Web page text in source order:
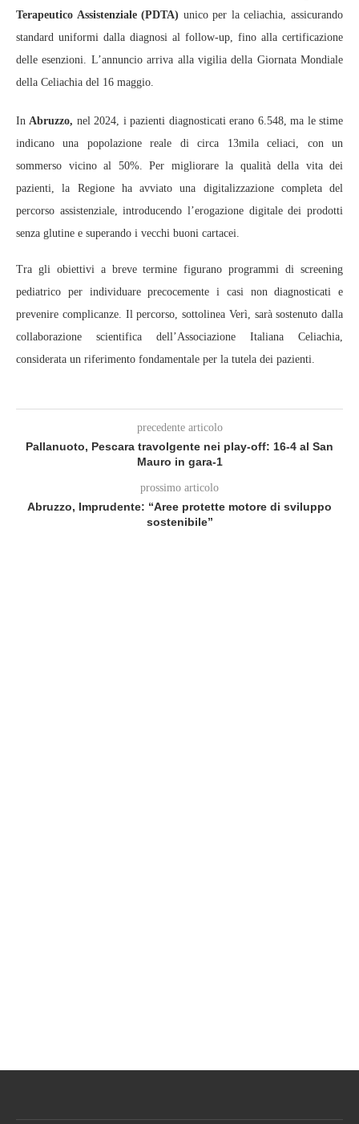
Terapeutico Assistenziale (PDTA) unico per la celiachia, assicurando
standard uniformi dalla diagnosi al follow‑up, fino alla certificazione
delle esenzioni. L’annuncio arriva alla vigilia della Giornata Mondiale
della Celiachia del 16 maggio.
InAbruzzo, nel 2024, i pazienti diagnosticati erano 6.548, ma le stime
indicano una popolazione reale di circa 13mila celiaci, con un
sommerso vicino al 50%. Per migliorare la qualità della vita dei
pazienti, la Regione ha avviato una digitalizzazione completa del
percorso assistenziale, introducendo l’erogazione digitale dei prodotti
senza glutine e superando i vecchi buoni cartacei.
Tra gli obiettivi a breve termine figurano programmi di screening
pediatrico per individuare precocemente i casi non diagnosticati e
prevenire complicanze. Il percorso, sottolinea Verì, sarà sostenuto dalla
collaborazione scientifica dell’Associazione Italiana Celiachia,
considerata un riferimento fondamentale per la tutela dei pazienti.
precedente articolo
Pallanuoto, Pescara travolgente nei play-off: 16-4 al San
Mauro in gara‑1
prossimo articolo
Abruzzo, Imprudente: “Aree protette motore di sviluppo
sostenibile”